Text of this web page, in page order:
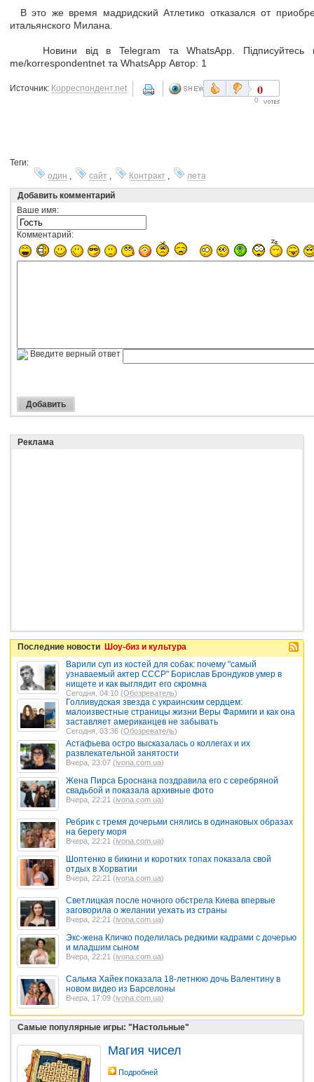
В это же время мадридский Атлетико отказался от
итальянского Милана.
Новини від в Telegram та WhatsApp. Підписуйтесь
me/korrespondentnet та WhatsApp Автор: 1
Источник: Корреспондент.net 0
0
Теги:
один
сайт Контракт
лета
Добавить комментарий
Ваше имя:
Комментарий:
Введите верный ответ
Реклама
Последние новости Шоу-биз и культура
Варили суп из костей для собак: почему "самый
узнаваемый актер СССР" Борислав Брондуков умер в
нищете и как выглядит его скромна
Сегодня, 04:10 (Обозреватель)
Голливудская звезда с украинским сердцем:
малоизвестные страницы жизни Веры Фармиги и как она
заставляет американцев не забывать
Сегодня, 03:36 (Обозреватель)
Астафьева остро высказалась о коллегах и их
развлекательной занятости
Вчера, 23:07 (ivona.com.ua)
Жена Пирса Броснана поздравила его с серебряной
свадьбой и показала архивные фото
Вчера, 22:21 (ivona.com.ua)
Ребрик с тремя дочерьми снялись в одинаковых образах
на берегу моря
Вчера, 22:21 (ivona.com.ua)
Шоптенко в бикини и коротких топах показала свой
отдых в Хорватии
Вчера, 22:21 (ivona.com.ua)
Светлицкая после ночного обстрела Киева впервые
заговорила о желании уехать из страны
Вчера, 22:21 (ivona.com.ua)
Экс-жена Кличко поделилась редкими кадрами с дочерью
и младшим сыном
Вчера, 22:21 (ivona.com.ua)
Сальма Хайек показала 18-летнюю дочь Валентину в
новом видео из Барселоны
Вчера, 17:09 (ivona.com.ua)
Самые популярные игры: "Настольные"
Магия чисел
Подробней